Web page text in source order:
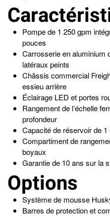
Pompe de 1 250 gpm
pouces
Carrosserie en aluminium
latéraux peints
Châssis commercial
essieu arrière
Éclairage LED et portes
Rangement de l’échelle
profondeur
Capacité de réservoir de 1
Compartiment de
boyaux
Garantie de 10 ans sur la
Options
Système de mousse
Barres de protection et